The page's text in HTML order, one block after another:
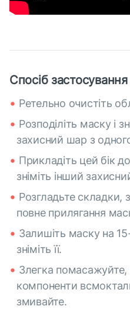
Спосіб застосування
Ретельно очистіть
Розподіліть маску і
захисний шар з
Прикладіть цей бік
зніміть інший
Розгладьте складки,
повне прилягання
Залишіть маску на
зніміть її.
Злегка
компоненти
змивайте.